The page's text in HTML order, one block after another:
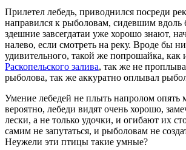
Прилетел лебедь, приводнился посреди
направился к рыболовам, сидевшим вдоль
здешние завсегдатаи уже хорошо знают,
налево, если смотреть на реку. Вроде бы
удивительного, такой же попрошайка, как
Раскопельского залива, так же не
рыболова, так же аккуратно оплывал
Умение лебедей не плыть напролом опять
вероятно, лебеди видят очень хорошо,
лески, а не только удочки, и огибают их
самим не запутаться, и рыболовам не
Неужели эти птицы такие умные?